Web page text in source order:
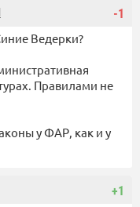
-1
Ведерки?
Правилами не
у ФАР, как и у
+1